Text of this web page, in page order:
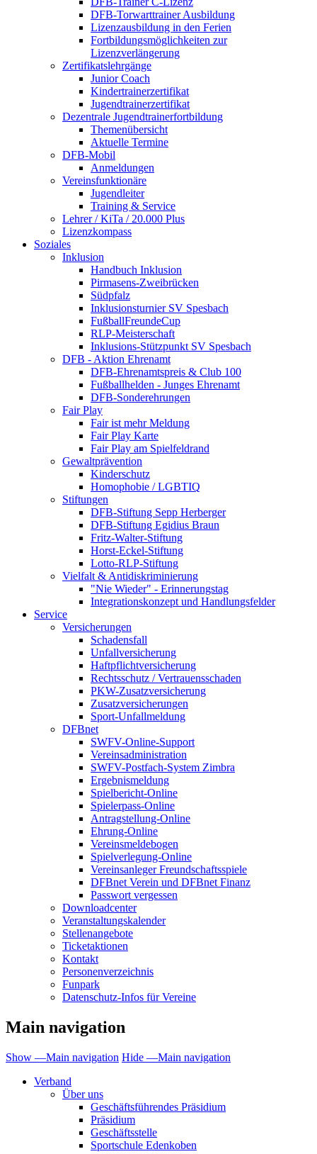
DFB-Torwarttrainer Ausbildung
Lizenzausbildung in den Ferien
Fortbildungsmöglichkeiten zur
Lizenzverlängerung
Zertifikatslehrgänge
Junior Coach
Kindertrainerzertifikat
Jugendtrainerzertifikat
Dezentrale Jugendtrainerfortbildung
Themenübersicht
Aktuelle Termine
DFB-Mobil
Anmeldungen
Vereinsfunktionäre
Jugendleiter
Training & Service
Lehrer / KiTa / 20.000 Plus
Lizenzkompass
Soziales
Inklusion
Handbuch Inklusion
Pirmasens-Zweibrücken
Südpfalz
Inklusionsturnier SV Spesbach
FußballFreundeCup
RLP-Meisterschaft
Inklusions-Stützpunkt SV Spesbach
DFB - Aktion Ehrenamt
DFB-Ehrenamtspreis & Club 100
Fußballhelden - Junges Ehrenamt
DFB-Sonderehrungen
Fair Play
Fair ist mehr Meldung
Fair Play Karte
Fair Play am Spielfeldrand
Gewaltprävention
Kinderschutz
Homophobie / LGBTIQ
Stiftungen
DFB-Stiftung Sepp Herberger
DFB-Stiftung Egidius Braun
Fritz-Walter-Stiftung
Horst-Eckel-Stiftung
Lotto-RLP-Stiftung
Vielfalt & Antidiskriminierung
"Nie Wieder" - Erinnerungstag
Integrationskonzept und Handlungsfelder
Service
Versicherungen
Schadensfall
Unfallversicherung
Haftpflichtversicherung
Rechtsschutz / Vertrauensschaden
PKW-Zusatzversicherung
Zusatzversicherungen
Sport-Unfallmeldung
DFBnet
SWFV-Online-Support
Vereinsadministration
SWFV-Postfach-System Zimbra
Ergebnismeldung
Spielbericht-Online
Spielerpass-Online
Antragstellung-Online
Ehrung-Online
Vereinsmeldebogen
Spielverlegung-Online
Vereinsanleger Freundschaftsspiele
DFBnet Verein und DFBnet Finanz
Passwort vergessen
Downloadcenter
Veranstaltungskalender
Stellenangebote
Ticketaktionen
Kontakt
Personenverzeichnis
Funpark
Datenschutz-Infos für Vereine
Main navigation
Show —Main navigation Hide —Main navigation
Verband
Über uns
Geschäftsführendes Präsidium
Präsidium
Geschäftsstelle
Sportschule Edenkoben